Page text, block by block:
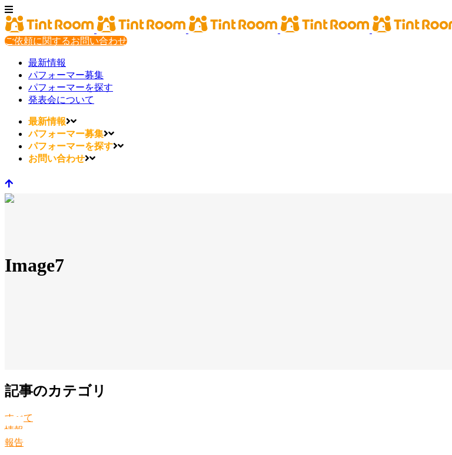
ご依頼に関するお問い合わせ
最新情報
パフォーマー募集
パフォーマーを探す
発表会について
最新情報
パフォーマー募集
パフォーマーを探す
お問い合わせ
Image7
記事のカテゴリ
すべて
情報
報告